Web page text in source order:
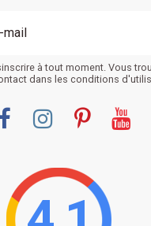
à tout moment. Vous
dans les conditions